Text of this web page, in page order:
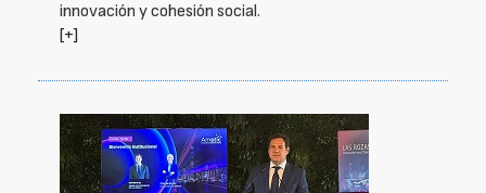
innovación y cohesión social.
[+]